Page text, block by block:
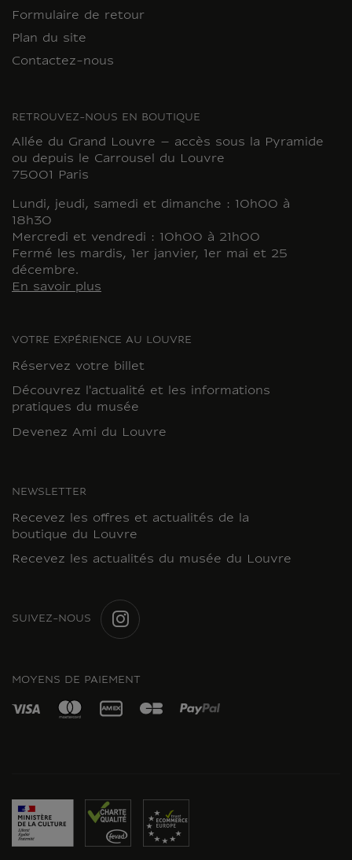
Formulaire de retour
Plan du site
Contactez-nous
RETROUVEZ-NOUS EN BOUTIQUE
Allée du Grand Louvre – accès sous la Pyramide
ou depuis le Carrousel du Louvre
75001 Paris
Lundi, jeudi, samedi et dimanche : 10h00 à
18h30
Mercredi et vendredi : 10h00 à 21h00
Fermé les mardis, 1er janvier, 1er mai et 25
décembre.
En savoir plus
VOTRE EXPÉRIENCE AU LOUVRE
Réservez votre billet
Découvrez l'actualité et les informations
pratiques du musée
Devenez Ami du Louvre
NEWSLETTER
Recevez les offres et actualités de la
boutique du Louvre
Recevez les actualités du musée du Louvre
SUIVEZ-NOUS
MOYENS DE PAIEMENT